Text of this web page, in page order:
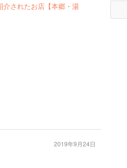
介されたお店【本郷・湯
2019年9月24日